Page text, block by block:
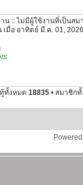
น :: ไม่มีผู้ใช้งานที่เป็นส
เมื่อ อาทิตย์ มี.ค. 01,
ทู้ทั้งหมด 18835 • สมาชิก